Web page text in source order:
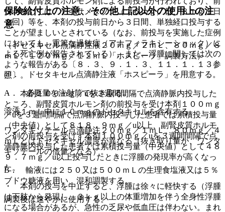
保険給付上の注意、その他上記以外の使用上の注
意
（ドセタキセル点滴静注液２０ｍｇ／２ｍＬ、８０ｍｇ／８
ｍＬ、１２０ｍｇ／１２ｍＬ「ホスピーラ」調製方法）
@． ドセタキセル点滴静注液「ホスピーラ」を用意する。
A． 必要量を注射筒で抜き取る。
溶液１ｍＬ中に１０ｍｇのドセタキセルを含有する。
ワンタキソテール点滴静注２０ｍｇ／１ｍＬ、８０ｍｇ／４
ｍＬとはドセタキセル濃度が異なる（抜き取り量が、ワンタ
キソテールの倍量となる）。
B． 輸液には２５０又は５００ｍＬの生理食塩液又は５％
ブドウ糖液を用い、混和調製する。
調製後は速やかに使用する。
投与としては、デキサメタゾン（１６ｍｇ／日、８ｍｇ１日
２回）等を、本剤の投与前日から３日間、単独経口投与する
ことが望ましいとされている（なお、前投与を実施した症例
においても、重篤な過敏症（アナフィラキシーショック）に
よる死亡例が報告されている）。また、浮腫に関しては次の
ような報告がある〔８．３、９．１．３、１１．１．１３参
照〕。
・ 本剤１００ｍｇ／uを３週間間隔で点滴静脈内投与した
ところ、副腎皮質ホルモン剤の前投与を受け本剤１００ｍｇ
／uを３週間間隔で点滴静脈内投与した患者では累積投与量
（中央値）として８１８．９ｍｇ／u以上、副腎皮質ホルモ
ン剤の前投与を受けず本剤１００ｍｇ／uを３週間間隔で点
滴静脈内投与した患者では累積投与量（中央値）として４８
９．７ｍｇ／u以上投与したときに浮腫の発現率が高くなっ
た。
・ 本剤の投与を中止すると、浮腫は徐々に軽快する（浮腫
は下肢から発現し、３ｋｇ以上の体重増加を伴う全身性浮腫
になる場合があるが、急性の乏尿や低血圧は伴わない。まれ